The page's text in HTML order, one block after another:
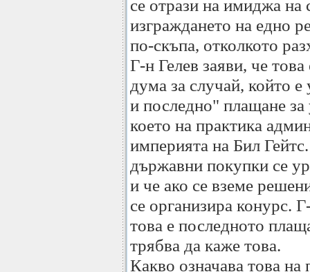
се отрази на имиджа на
изграждането на едно
по-скъпа, отколкото
Г-н Гелев заяви, че
дума за случай, който
и последно" плащане
което на практика
империята на Бил
държавни покупки се
и че ако се вземе
се организира конурс.
това е последното
трябва да каже това.
Какво означава това на